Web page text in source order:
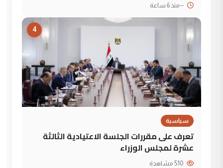
--منذ 6 ساعة
4
سياسية
تعرف على مقررات الجلسة الاعتيادية الثالثة
عشرة لمجلس الوزراء